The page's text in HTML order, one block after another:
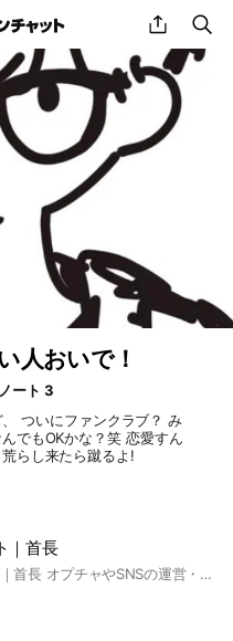
share
人おいで！
ノート 3
ついにファンクラブ？ み
でもOKかな？笑 恋愛すん
らし来たら蹴るよ!
｜首長
✈️ オプチャ＆SNSサポート｜首長 オプチャやSNSの運営・管理、サポートならここ！ 🎤 ライブトークで相談も可能 🙌 初心者歓迎・見るだけ参加もOK #オプチャ #SNSサポート #オプチャ管理 #SNS運営 #初心者歓迎 #ライブサポート #オプチャ相談 #気軽に参加